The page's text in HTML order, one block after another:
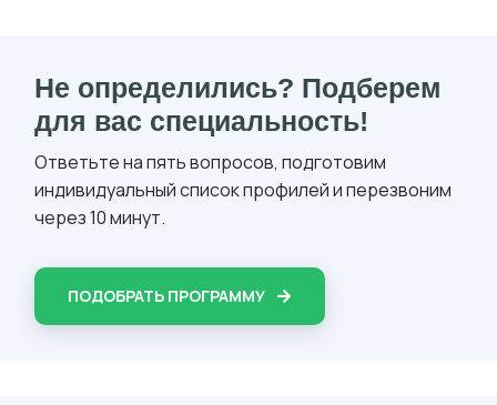
Не определились? Подберем
для вас специальность!
Ответьте на пять вопросов, подготовим
индивидуальный список профилей и перезвоним
через 10 минут.
ПОДОБРАТЬ ПРОГРАММУ